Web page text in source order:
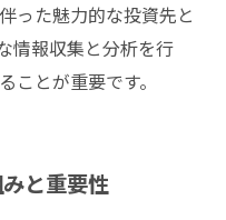
った魅力的な投資先と
情報収集と分析を行
ことが重要です。
と重要性